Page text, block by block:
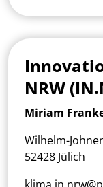
NRW
Miriam
Wilhelm-
52428 Jülich